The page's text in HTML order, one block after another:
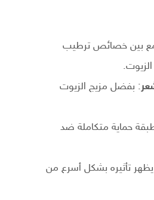
بين خصائص ترطيب
: بفضل مزيج الزيوت
حماية متكاملة ضد
تأثيره بشكل أسرع من